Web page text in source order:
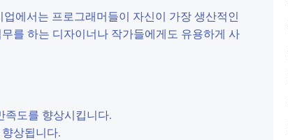
에서는 프로그래머들이 자신이 가장 생산적인
를 하는 디자이너나 작가들에게도 유용하게 사
족도를 향상시킵니다.
상됩니다.